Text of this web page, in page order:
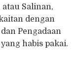
Salinan,
dengan
Pengadaan
habis pakai.